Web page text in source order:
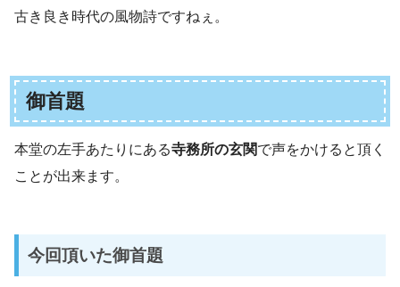
古き良き時代の風物詩ですねぇ。
御首題
本堂の左手あたりにある寺務所の玄関で声をかけると頂く
ことが出来ます。
今回頂いた御首題